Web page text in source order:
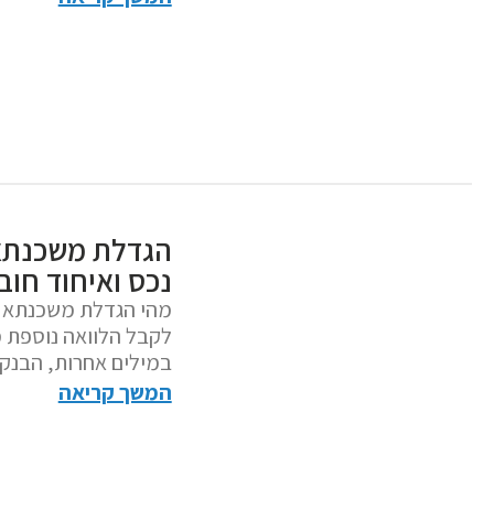
נכס ואיחוד
מהי הגדלת משכנתא
לקבל הלוואה
במילים אחרות,
המשך קריאה